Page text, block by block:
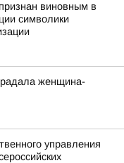
виновным в
символики
женщина-
управления